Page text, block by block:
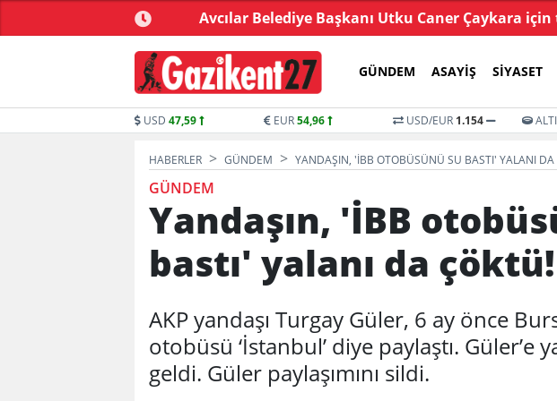
bir teklif...
Avcılar Belediye Başkanı Utku Caner Çaykara
GÜNDEM ASAYIŞ SIYASET
USD 47,59 EUR54,96 USD/EUR 1.154
HABERLER GÜNDEM YANDAŞIN, 'İBB OTOBÜSÜNÜ SU BASTI' YALANI DA
GÜNDEM
Yandaşın, 'İBB
bastı' yalanı da çöktü!
AKP yandaşı Turgay Güler, 6 ay önce
otobüsü ‘İstanbul’ diye paylaştı. Güler’e
geldi. Güler paylaşımını sildi.